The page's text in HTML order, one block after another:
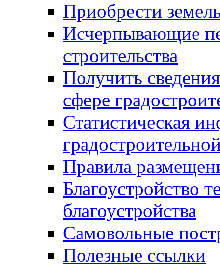
Приобрести
Исчерпывающие
строительства
Получить
сфере
Статистическая
Правила
Благоустройство
благоустройства
Самовольные
Полезные ссылки